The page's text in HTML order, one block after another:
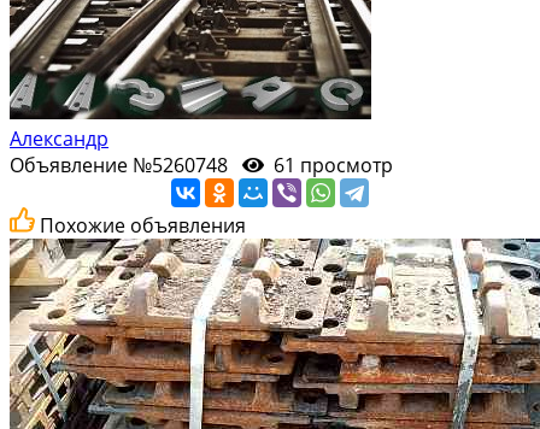
Александр
Объявление №5260748
61 просмотр
Похожие объявления